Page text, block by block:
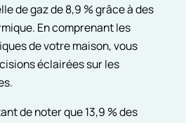
de gaz de 8,9 % grâce à des
En comprenant les
de votre maison, vous
éclairées sur les
de noter que 13,9 % des